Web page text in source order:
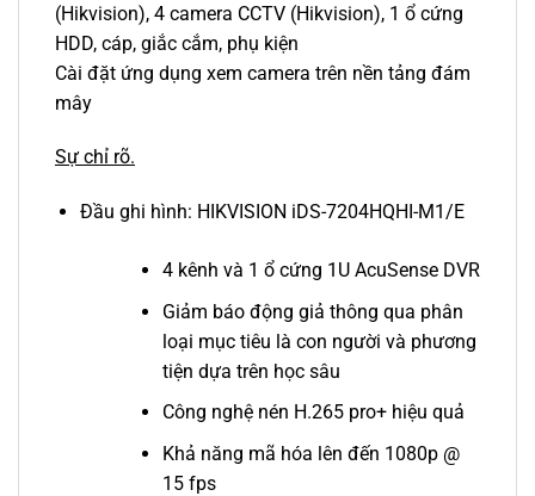
(Hikvision), 4 camera CCTV (Hikvision), 1 ổ cứng
HDD, cáp, giắc cắm, phụ kiện
Cài đặt ứng dụng xem camera trên nền tảng đám
mây
Sự chỉ rõ.
Đầu ghi hình: HIKVISION iDS-7204HQHI-M1/E
4 kênh và 1 ổ cứng 1U AcuSense DVR
Giảm báo động giả thông qua phân
loại mục tiêu là con người và phương
tiện dựa trên học sâu
Công nghệ nén H.265 pro+ hiệu quả
Khả năng mã hóa lên đến 1080p @
15 fps